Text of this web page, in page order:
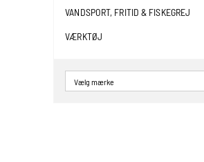
VANDSPORT, FRITID & FISKEGREJ
VÆRKTØJ